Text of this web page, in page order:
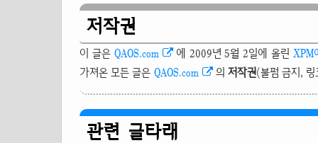
저작권
이 글은 QAOS.com 에 2009년 5월 2일에 올린 XPM
가져온 모든 글은 QAOS.com 의 저작권(불펌 금지,
관련 글타래